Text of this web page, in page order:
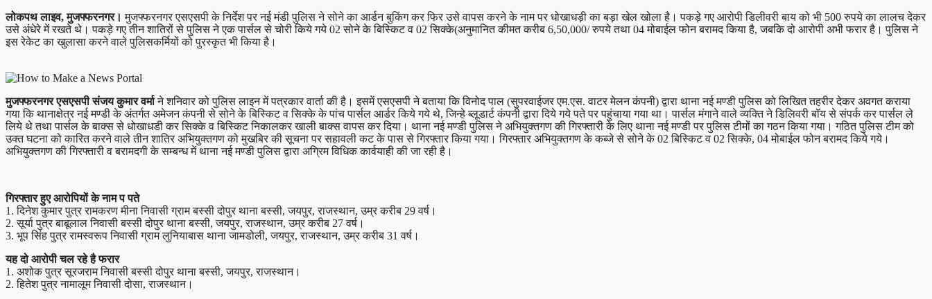
लोकपथ लाइव, मुजफ्फरनगर। मुजफ्फरनगर एसएसपी के निर्देश पर नई मंडी पुलिस ने सोने का आर्डन बुकिंग कर फिर उसे वापस करने के नाम पर धोखाधड़ी का बड़ा खेल खोला है। पकड़े गए आरोपी डिलीवरी बाय को भी 500 रुपये का लालच देकर
उसे अंधेरे में रखते थे। पकड़े गए तीन शातिरों से पुलिस ने एक पार्सल से चोरी किये गये 02 सोने के बिस्किट व 02 सिक्के(अनुमानित कीमत करीब 6,50,000/ रुपये तथा 04 मोबाईल फोन बरामद किया है, जबकि दो आरोपी अभी फरार है। पुलिस ने
इस रेकेट का खुलासा करने वाले पुलिसकर्मियों को पुरस्कृत भी किया है।
मुजफ्फरनगर एसएसपी संजय कुमार वर्माने शनिवार को पुलिस लाइन में पत्रकार वार्ता की है। इसमें एसएसपी ने बताया कि विनोद पाल (सुपरवाईजर एम.एस. वाटर मेलन कंपनी) द्वारा थाना नई मण्डी पुलिस को लिखित तहरीर देकर अवगत कराया
गया कि थानाक्षेत्र नई मण्डी के अंतर्गत अमेजन कंपनी से सोने के बिस्किट व सिक्के के पांच पार्सल आर्डर किये गये थे, जिन्हे ब्लूडार्ट कंपनी द्वारा दिये गये पते पर पहुंचाया गया था। पार्सल मंगाने वाले व्यक्ति ने डिलिवरी बॉय से संपर्क कर पार्सल ले
लिये थे तथा पार्सल के बाक्स से धोखाधडी कर सिक्के व बिस्किट निकालकर खाली बाक्स वापस कर दिया। थाना नई मण्डी पुलिस ने अभियुक्तगण की गिरफ्तारी के लिए थाना नई मण्डी पर पुलिस टीमों का गठन किया गया। गठित पुलिस टीम को
उक्त घटना को कारित करने वाले तीन शातिर अभियुक्तगण को मुखबिर की सूचना पर सहावली कट के पास से गिरफ्तार किया गया। गिरफ्तार अभियुक्तगण के कब्जे से सोने के 02 बिस्किट व 02 सिक्के, 04 मोबाईल फोन बरामद किये गये।
अभियुक्तगण की गिरफ्तारी व बरामदगी के सम्बन्ध में थाना नई मण्डी पुलिस द्वारा अग्रिम विधिक कार्वयाही की जा रही है।
गिरफ्तार हुए आरोपियों के नाम प पते
1. दिनेश कुमार पुत्र रामकरण मीना निवासी ग्राम बस्सी दोपुर थाना बस्सी, जयपुर, राजस्थान, उम्र करीब 29 वर्ष।
2. सूर्या पुत्र बाबूलाल निवासी बस्सी दोपुर थाना बस्सी, जयपुर, राजस्थान, उम्र करीब 27 वर्ष।
3. भूप सिंह पुत्र रामस्वरूप निवासी ग्राम लुनियाबास थाना जामडोली, जयपुर, राजस्थान, उम्र करीब 31 वर्ष।
यह दो आरोपी चल रहे है फरार
1. अशोक पुत्र सूरजराम निवासी बस्सी दोपुर थाना बस्सी, जयपुर, राजस्थान।
2. हितेश पुत्र नामालूम निवासी दोसा, राजस्थान।